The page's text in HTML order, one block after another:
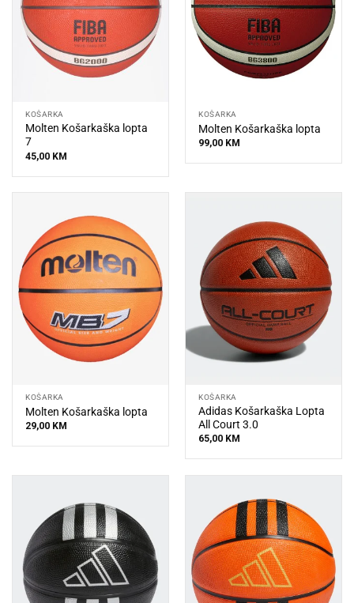
KOŠARKA
Molten Košarkaška lopta
7
45,00 KM
KOŠARKA
Molten Košarkaška lopta
99,00 KM
KOŠARKA
Molten Košarkaška lopta
29,00 KM
KOŠARKA
Adidas Košarkaška Lopta
All Court 3.0
65,00 KM